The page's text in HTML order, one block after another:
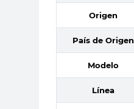
Origen
País de Origen
Modelo
Línea